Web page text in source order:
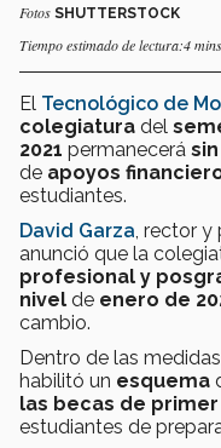
Fotos SHUTTERSTOCK
Tiempo estimado de lectura:4 mins
El Tecnológico de
colegiatura del
2021 permanecerá
de apoyos
estudiantes.
David Garza , rector
anunció que la
profesional y
nivel de enero de
cambio.
Dentro de las
habilitó un esquema
las becas de
estudiantes de